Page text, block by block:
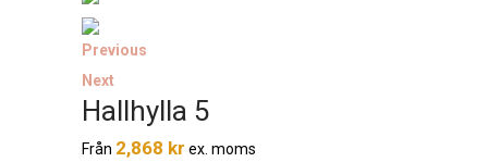
Previous
Next
Hallhylla 5
Från 2,868 kr ex. moms